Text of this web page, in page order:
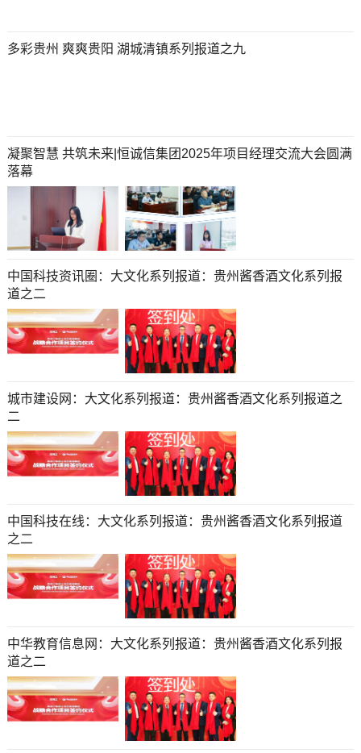
多彩贵州 爽爽贵阳 湖城清镇系列报道之九
凝聚智慧 共筑未来|恒诚信集团2025年项目经理交流大会圆满
落幕
中国科技资讯圈：大文化系列报道：贵州酱香酒文化系列报
道之二
城市建设网：大文化系列报道：贵州酱香酒文化系列报道之
二
中国科技在线：大文化系列报道：贵州酱香酒文化系列报道
之二
中华教育信息网：大文化系列报道：贵州酱香酒文化系列报
道之二